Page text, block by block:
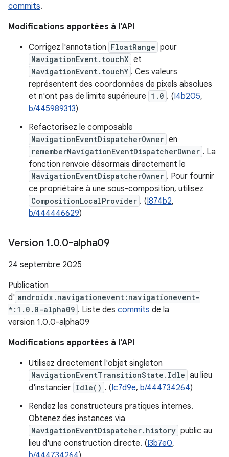
commits.
Modifications apportées à l'API
Corrigez l'annotation FloatRange pour
NavigationEvent.touchX et
NavigationEvent.touchY . Ces valeurs
représentent des coordonnées de pixels absolues
et n'ont pas de limite supérieure 1.0 . (I4b205,
b/445989313)
Refactorisez le composable
NavigationEventDispatcherOwner en
rememberNavigationEventDispatcherOwner . La
fonction renvoie désormais directement le
NavigationEventDispatcherOwner . Pour fournir
ce propriétaire à une sous-composition, utilisez
CompositionLocalProvider . (I874b2,
b/444446629)
Version 1.0.0-alpha09
24 septembre 2025
Publication
d' androidx.navigationevent:navigationevent-
*:1.0.0-alpha09 . Liste des commits de la
version 1.0.0-alpha09
Modifications apportées à l'API
Utilisez directement l'objet singleton
NavigationEventTransitionState.Idle au lieu
d'instancier Idle() . (Ic7d9e, b/444734264)
Rendez les constructeurs pratiques internes.
Obtenez des instances via
NavigationEventDispatcher.history public au
lieu d'une construction directe. (I3b7e0,